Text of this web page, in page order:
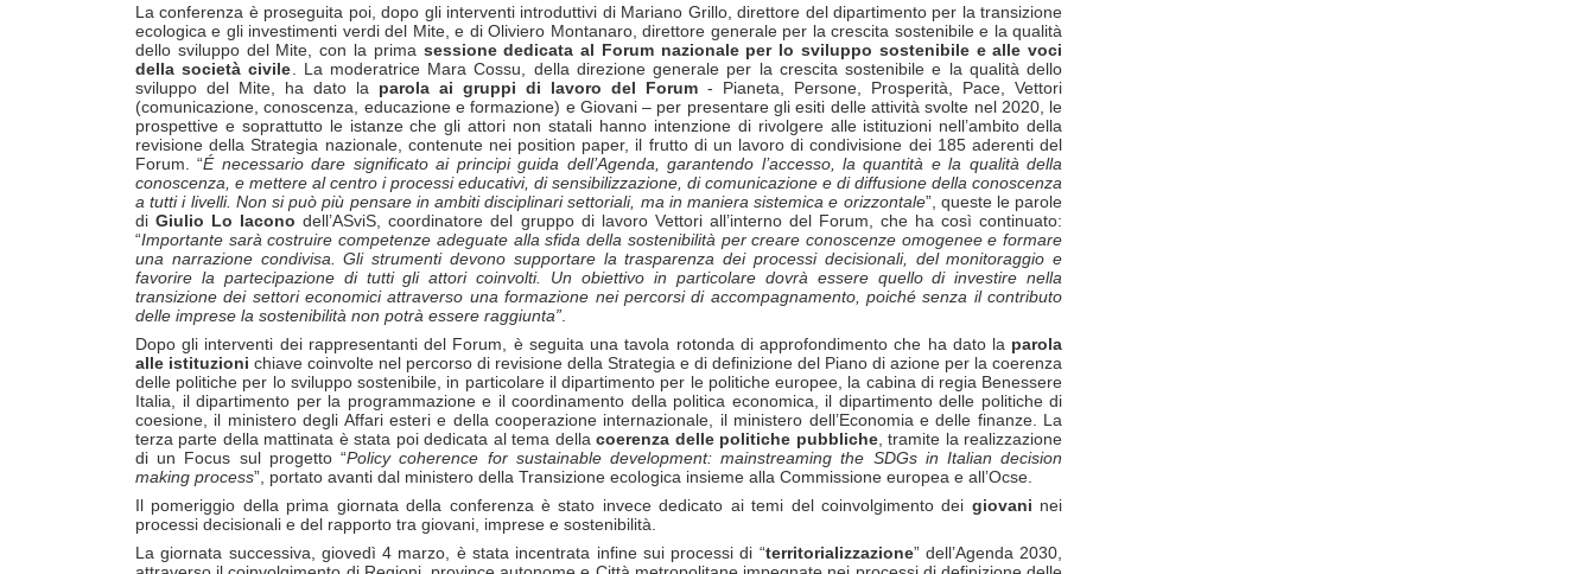
La conferenza è proseguita poi, dopo gli interventi introduttivi di Mariano Grillo, direttore del dipartimento per la transizione
ecologica e gli investimenti verdi del Mite, e di Oliviero Montanaro, direttore generale per la crescita sostenibile e la qualità
dello sviluppo del Mite, con la prima sessione dedicata al Forum nazionale per lo sviluppo sostenibile e alle voci
della società civile . La moderatrice Mara Cossu, della direzione generale per la crescita sostenibile e la qualità dello
sviluppo del Mite, ha dato la parola ai gruppi di lavoro del Forum - Pianeta, Persone, Prosperità, Pace, Vettori
(comunicazione, conoscenza, educazione e formazione) e Giovani – per presentare gli esiti delle attività svolte nel 2020, le
prospettive e soprattutto le istanze che gli attori non statali hanno intenzione di rivolgere alle istituzioni nell’ambito della
revisione della Strategia nazionale, contenute nei position paper, il frutto di un lavoro di condivisione dei 185 aderenti del
Forum. “É necessario dare significato ai principi guida dell’Agenda, garantendo l’accesso, la quantità e la qualità della
conoscenza, e mettere al centro i processi educativi, di sensibilizzazione, di comunicazione e di diffusione della conoscenza
a tutti i livelli. Non si può più pensare in ambiti disciplinari settoriali, ma in maniera sistemica e orizzontale”, queste le parole
diGiulio Lo Iacono dell’ASviS, coordinatore del gruppo di lavoro Vettori all’interno del Forum, che ha così continuato:
“Importante sarà costruire competenze adeguate alla sfida della sostenibilità per creare conoscenze omogenee e formare
una narrazione condivisa. Gli strumenti devono supportare la trasparenza dei processi decisionali, del monitoraggio e
favorire la partecipazione di tutti gli attori coinvolti. Un obiettivo in particolare dovrà essere quello di investire nella
transizione dei settori economici attraverso una formazione nei percorsi di accompagnamento, poiché senza il contributo
delle imprese la sostenibilità non potrà essere raggiunta”
Dopo gli interventi dei rappresentanti del Forum, è seguita una tavola rotonda di approfondimento che ha dato la parola
alle istituzioni chiave coinvolte nel percorso di revisione della Strategia e di definizione del Piano di azione per la coerenza
delle politiche per lo sviluppo sostenibile, in particolare il dipartimento per le politiche europee, la cabina di regia Benessere
Italia, il dipartimento per la programmazione e il coordinamento della politica economica, il dipartimento delle politiche di
coesione, il ministero degli Affari esteri e della cooperazione internazionale, il ministero dell’Economia e delle finanze. La
terza parte della mattinata è stata poi dedicata al tema dellacoerenza delle politiche pubbliche, tramite la realizzazione
di un Focus sul progetto “Policy coherence for sustainable development: mainstreaming the SDGs in Italian decision
making process”, portato avanti dal ministero della Transizione ecologica insieme alla Commissione europea e all’Ocse.
Il pomeriggio della prima giornata della conferenza è stato invece dedicato ai temi del coinvolgimento dei giovani nei
processi decisionali e del rapporto tra giovani, imprese e sostenibilità.
La giornata successiva, giovedì 4 marzo, è stata incentrata infine sui processi di “territorializzazione” dell’Agenda 2030,